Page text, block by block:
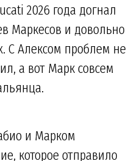
2026 года догнал
Маркесов и довольно
С Алексом проблем не
а вот Марк совсем
и Марком
которое отправило